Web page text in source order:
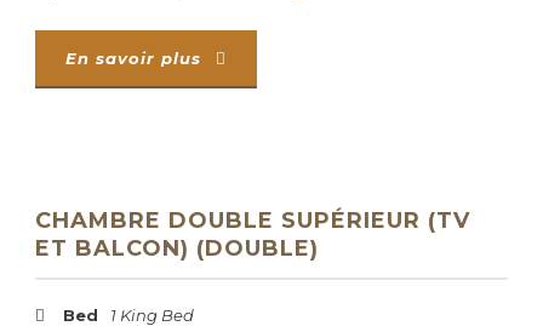
En savoir plus
CHAMBRE DOUBLE SUPÉRIEUR (TV
ET BALCON) (DOUBLE)
Bed
1 King Bed